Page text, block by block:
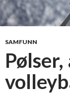
SAMFUNN